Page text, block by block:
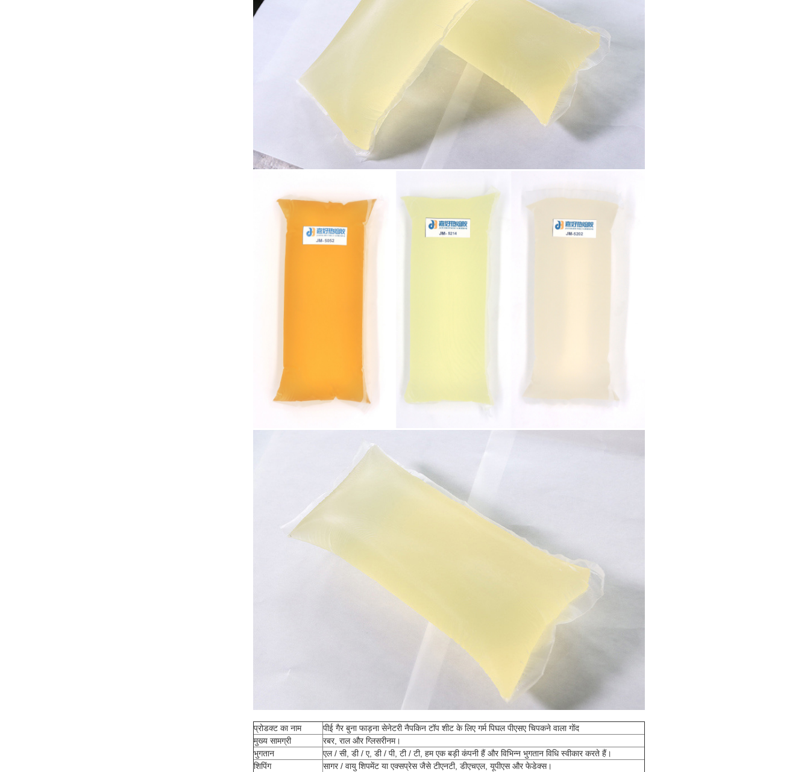
प्रोडक्ट का नाम
पीई गैर बुना फाड़ना सेनेटरी नैपकिन टॉप शीट के लिए गर्म पिघल पीएसए चिपकने वाला गोंद
मुख्य सामग्री
रबर, राल और ग्लिसरीनम।
भुगतान
एल / सी, डी / ए, डी / पी, टी / टी, हम एक बड़ी कंपनी हैं और विभिन्न भुगतान विधि स्वीकार करते हैं।
शिपिंग
सागर / वायु शिपमेंट या एक्सप्रेस जैसे टीएनटी, डीएचएल, यूपीएस और फेडेक्स।